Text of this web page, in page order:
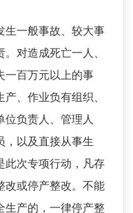
生一般事故、较大事
对造成死亡一人、
一百万元以上的事
、作业负有组织、
负责人、管理人
，以及直接从事生
此次专项行动，凡存
改或停产整改。不能
生产的，一律停产整